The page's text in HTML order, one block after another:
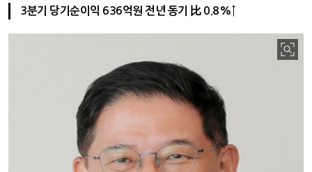
3분기 당기순이익 636억원 전년 동기 比 0.8%↑